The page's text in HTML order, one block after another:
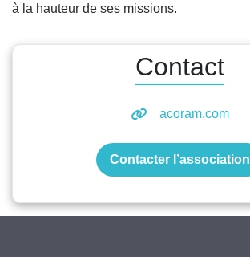
à la hauteur de ses missions.
Contact
acoram.com
Contacter l’association